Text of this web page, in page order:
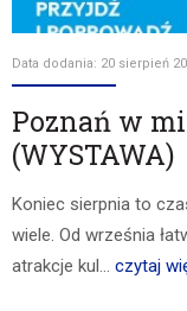
Data dodania: 20 sierpień
Poznań w
(WYSTAWA)
Koniec sierpnia to
wiele. Od września
atrakcje kul... czytaj